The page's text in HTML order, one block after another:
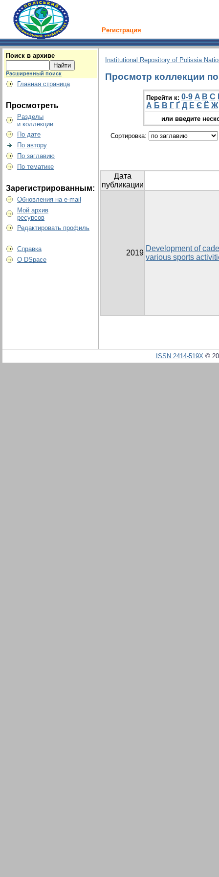
Регистрация
Поиск в архиве
Расширенный поиск
Главная страница
Просмотреть
Разделы
и коллекции
По дате
По автору
По заглавию
По тематике
Зарегистрированным:
Обновления на e-mail
Мой архив
ресурсов
Редактировать профиль
Справка
О DSpace
Institutional Repository of Polissia
Просмотр коллекции
Перейти к: 0-9 A B C
А Б В Г Ґ Д Е Є Ё Ж
или введите
Сортировка:
Дата
публикации
2019
Development of
various sports
ISSN 2414-519X©